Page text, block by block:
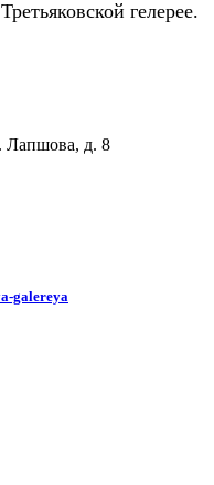
гелерее.
Лапшова, д. 8
galereya